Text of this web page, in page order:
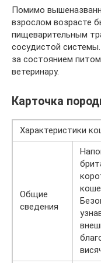
Помимо
взрослом возрасте
пищеварительным
сосудистой
за состоянием
ветеринару.
Карточка
Характеристики
Общие
сведения